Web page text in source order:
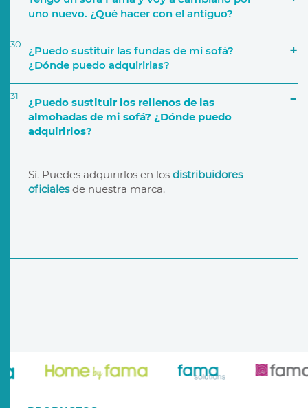
garantía de por vida
uno nuevo. ¿Qué hacer con el antiguo?
30
¿Puedo sustituir las fundas de mi sofá?
¿Dónde puedo adquirirlas?
31
¿Puedo sustituir los rellenos de las
almohadas de mi sofá? ¿Dónde puedo
adquirirlos?
Sí. Puedes adquirirlos en los distribuidores
oficialesde nuestra marca.